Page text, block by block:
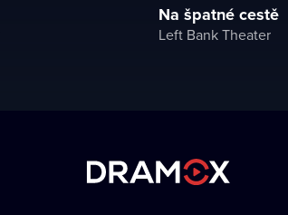
Na špatné cestě
Left Bank Theater